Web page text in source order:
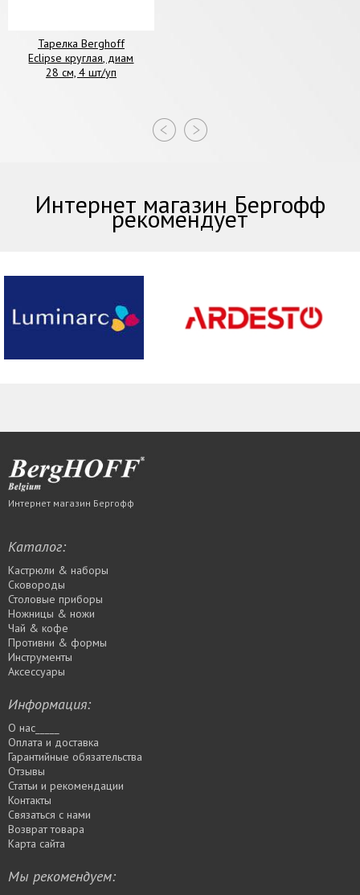
Тарелка Berghoff
Eclipse круглая, диам
28 см, 4 шт/уп
Интернет магазин Бергофф
рекомендует
Интернет магазин Бергофф
Каталог:
Кастрюли & наборы
Сковороды
Столовые приборы
Ножницы & ножи
Чай & кофе
Противни & формы
Инструменты
Аксессуары
Информация:
О нас_____
Оплата и доставка
Гарантийные обязательства
Отзывы
Статьи и рекомендации
Контакты
Связаться с нами
Возврат товара
Карта сайта
Мы рекомендуем: